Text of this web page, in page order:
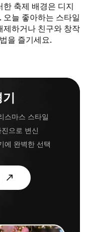
축제 배경은 디지
오늘 좋아하는 스타일
제하거나 친구와 창작
을 즐기세요.
스마스 스타일
으로 변신
에 완벽한 선택